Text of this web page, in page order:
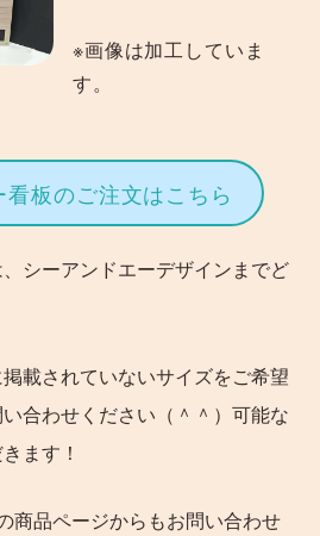
※画像は加工していま
す。
板のご注文はこちら
シーアンドエーデザインまでど
載されていないサイズをご希望
合わせください（＾＾）可能な
ます！
商品ページからもお問い合わせ